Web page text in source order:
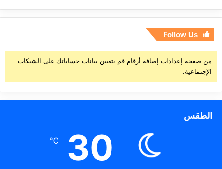
Follow Us
من صفحة إعدادات إضافة أرقام قم بتعيين بيانات حساباتك على الشبكات
الإجتماعية.
الطقس
30
℃